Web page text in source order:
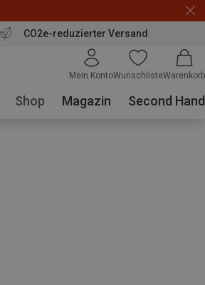
CO2e-reduzierter Versand
Mein KontoWunschlisteWarenkorb
Shop Magazin Second Hand